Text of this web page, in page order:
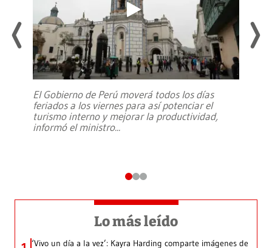
El Gobierno de Perú moverá todos los días
feriados a los viernes para así potenciar el
turismo interno y mejorar la productividad,
informó el ministro...
Lo más leído
‘Vivo un día a la vez’: Kayra Harding comparte imágenes de